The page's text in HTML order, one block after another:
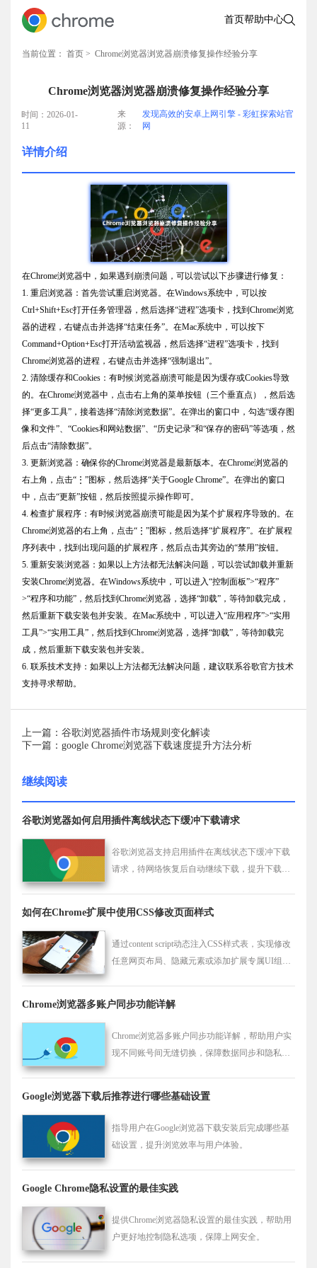
首页帮助中心
当前位置： 首页 > Chrome浏览器浏览器崩溃修复操作经验分享
Chrome浏览器浏览器崩溃修复操作经验分享
时间：2026-01-
11
来
源：
发现高效的安卓上网引擎 - 彩虹探索站官
网
详情介绍
在Chrome浏览器中，如果遇到崩溃问题，可以尝试以下步骤进行修复：
1. 重启浏览器：首先尝试重启浏览器。在Windows系统中，可以按
Ctrl+Shift+Esc打开任务管理器，然后选择“进程”选项卡，找到Chrome浏览
器的进程，右键点击并选择“结束任务”。在Mac系统中，可以按下
Command+Option+Esc打开活动监视器，然后选择“进程”选项卡，找到
Chrome浏览器的进程，右键点击并选择“强制退出”。
2. 清除缓存和Cookies：有时候浏览器崩溃可能是因为缓存或Cookies导致
的。在Chrome浏览器中，点击右上角的菜单按钮（三个垂直点），然后选
择“更多工具”，接着选择“清除浏览数据”。在弹出的窗口中，勾选“缓存图
像和文件”、“Cookies和网站数据”、“历史记录”和“保存的密码”等选项，然
后点击“清除数据”。
3. 更新浏览器：确保你的Chrome浏览器是最新版本。在Chrome浏览器的
右上角，点击“⋮”图标，然后选择“关于Google Chrome”。在弹出的窗口
中，点击“更新”按钮，然后按照提示操作即可。
4. 检查扩展程序：有时候浏览器崩溃可能是因为某个扩展程序导致的。在
Chrome浏览器的右上角，点击“⋮”图标，然后选择“扩展程序”。在扩展程
序列表中，找到出现问题的扩展程序，然后点击其旁边的“禁用”按钮。
5. 重新安装浏览器：如果以上方法都无法解决问题，可以尝试卸载并重新
安装Chrome浏览器。在Windows系统中，可以进入“控制面板”>“程序”
>“程序和功能”，然后找到Chrome浏览器，选择“卸载”，等待卸载完成，
然后重新下载安装包并安装。在Mac系统中，可以进入“应用程序”>“实用
工具”>“实用工具”，然后找到Chrome浏览器，选择“卸载”，等待卸载完
成，然后重新下载安装包并安装。
6. 联系技术支持：如果以上方法都无法解决问题，建议联系谷歌官方技术
支持寻求帮助。
上一篇：谷歌浏览器插件市场规则变化解读
下一篇：google Chrome浏览器下载速度提升方法分析
继续阅读
谷歌浏览器如何启用插件离线状态下缓冲下载请求
谷歌浏览器支持启用插件在离线状态下缓冲下载
请求，待网络恢复后自动继续下载，提升下载连
如何在Chrome扩展中使用CSS修改页面样式
通过content script动态注入CSS样式表，实现修改
任意网页布局、隐藏元素或添加扩展专属UI组
Chrome浏览器多账户同步功能详解
Chrome浏览器多账户同步功能详解，帮助用户实
现不同账号间无缝切换，保障数据同步和隐私安
Google浏览器下载后推荐进行哪些基础设置
指导用户在Google浏览器下载安装后完成哪些基
础设置，提升浏览效率与用户体验。
Google Chrome隐私设置的最佳实践
提供Chrome浏览器隐私设置的最佳实践，帮助用
户更好地控制隐私选项，保障上网安全。